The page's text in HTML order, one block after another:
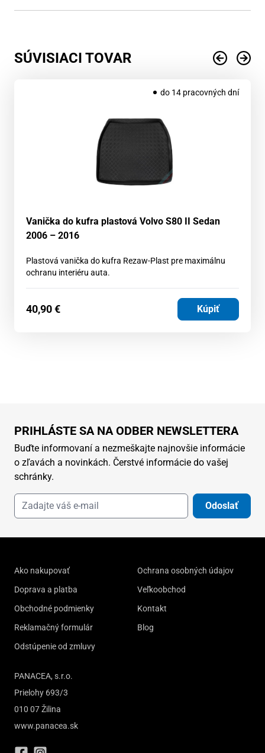
SÚVISIACI TOVAR
do 14 pracovných dní
Vanička do kufra plastová Volvo S80 II Sedan
2006 – 2016
Plastová vanička do kufra Rezaw-Plast pre maximálnu
ochranu interiéru auta.
40,90€ Kúpiť
PRIHLÁSTE SA NA ODBER NEWSLETTERA
Buďte informovaní a nezmeškajte najnovšie informácie
o zľavách a novinkách. Čerstvé informácie do vašej
schránky.
Odoslať
Ako nakupovať
Doprava a platba
Obchodné podmienky
Reklamačný formulár
Odstúpenie od zmluvy
Ochrana osobných údajov
Veľkoobchod
Kontakt
Blog
PANACEA, s.r.o.
Prielohy 693/3
010 07 Žilina
www.panacea.sk